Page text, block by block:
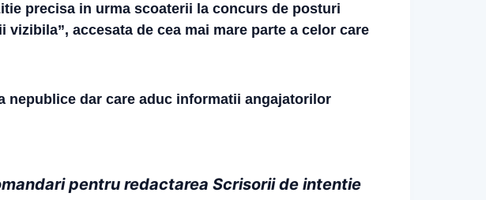
precisa in urma scoaterii la concurs de posturi
accesata de cea mai mare parte a celor care
dar care aduc informatii angajatorilor
pentru redactarea Scrisorii de intentie